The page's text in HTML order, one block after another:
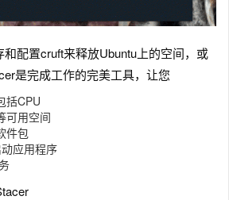
配置cruft来释放Ubuntu上的空间，或
是完成工作的完美工具，让您
括CPU
可用空间
件包
应用程序